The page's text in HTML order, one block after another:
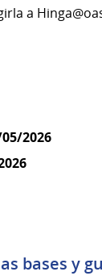
a
2026
bases y